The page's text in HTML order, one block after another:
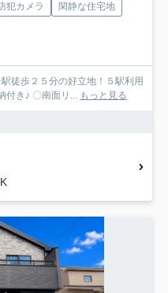
犯カメラ
閑静な住宅地
徒歩２５分の好立地！５駅利用
付き♪ 〇南面リ... もっと見る